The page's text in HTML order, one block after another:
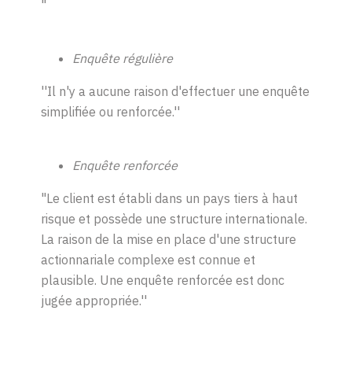
"
Enquête régulière
''Il n'y a aucune raison d'effectuer une enquête
simplifiée ou renforcée.''
Enquête renforcée
"Le client est établi dans un pays tiers à haut
risque et possède une structure internationale.
La raison de la mise en place d'une structure
actionnariale complexe est connue et
plausible. Une enquête renforcée est donc
jugée appropriée.''